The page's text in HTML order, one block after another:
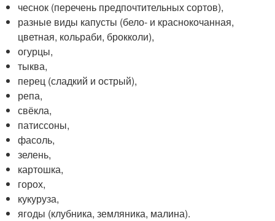
чеснок (перечень предпочтительных сортов),
разные виды капусты (бело- и краснокочанная,
цветная, кольраби, брокколи),
огурцы,
тыква,
перец (сладкий и острый),
репа,
свёкла,
патиссоны,
фасоль,
зелень,
картошка,
горох,
кукуруза,
ягоды (клубника, земляника, малина).